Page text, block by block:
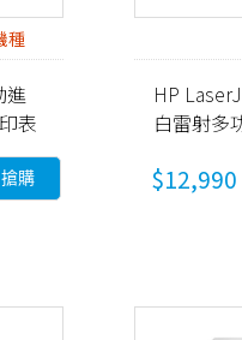
種
進
表
購
HP
白雷射多
$12,990